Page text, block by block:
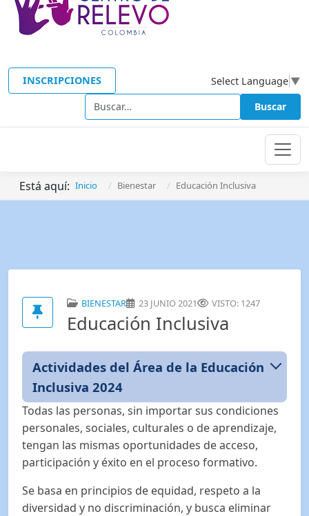
INSCRIPCIONES Select Language ▼
Buscar Buscar
Está aquí: Inicio Bienestar Educación Inclusiva
BIENESTAR 23 JUNIO 2021 VISTO: 1247
Educación Inclusiva
Actividades del Área de la Educación
Inclusiva 2024
Todas las personas, sin importar sus condiciones
personales, sociales, culturales o de aprendizaje,
tengan las mismas oportunidades de acceso,
participación y éxito en el proceso formativo.
Se basa en principios de equidad, respeto a la
diversidad y no discriminación, y busca eliminar